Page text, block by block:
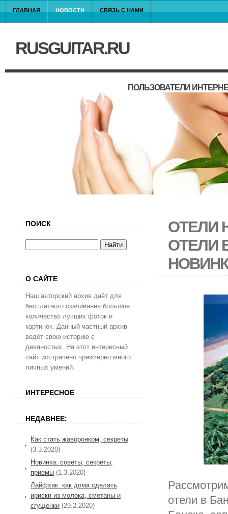
ГЛАВНАЯ НОВОСТИ СВЯЗЬ С НАМИ
RUSGUITAR.RU
ПОЛЬЗОВАТЕЛИ
ОТЕЛИ
ОТЕЛИ
отели в
ПОИСК
О САЙТЕ
Наш авторский архив даёт для
бесплатного скачивания большое
количество лучших фоток и
картинок. Данный частный архив
ведёт свою историю с
девяностых. На этот интересный
сайт исстрачено чрезмерно много
личных умений.
ИНТЕРЕСНОЕ
НЕДАВНЕЕ:
Как стать жаворонком, секреты
(3.3.2020)
Новинка: советы, секреты,
приемы (1.3.2020)
Лайфхак: как дома сделать
ириски из молока, сметаны и
сгущенки (29.2.2020)